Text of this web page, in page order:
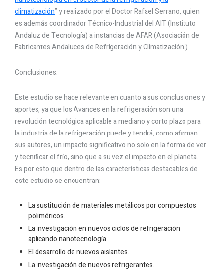
climatización” y realizado por el Doctor Rafael Serrano, quien
es además coordinador Técnico-Industrial del AIT (Instituto
Andaluz de Tecnología) a instancias de AFAR (Asociación de
Fabricantes Andaluces de Refrigeración y Climatización.)
Conclusiones:
Este estudio se hace relevante en cuanto a sus conclusiones y
aportes, ya que los Avances en la refrigeración son una
revolución tecnológica aplicable a mediano y corto plazo para
la industria de la refrigeración puede y tendrá, como afirman
sus autores, un impacto significativo no solo en la forma de ver
y tecnificar el frío, sino que a su vez el impacto en el planeta.
Es por esto que dentro de las características destacables de
este estudio se encuentran:
La sustitución de materiales metálicos por compuestos
poliméricos.
La investigación en nuevos ciclos de refrigeración
aplicando nanotecnología.
El desarrollo de nuevos aislantes.
La investigación de nuevos refrigerantes.